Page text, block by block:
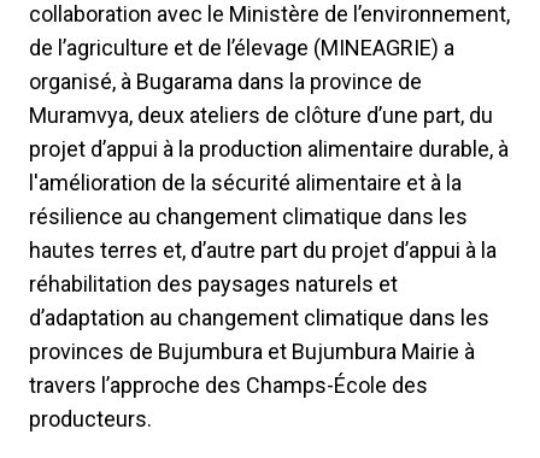
collaboration avec le Ministère de l’environnement,
de l’agriculture et de l’élevage (MINEAGRIE) a
organisé, à Bugarama dans la province de
Muramvya, deux ateliers de clôture d’une part, du
projet d’appui à la production alimentaire durable, à
l'amélioration de la sécurité alimentaire et à la
résilience au changement climatique dans les
hautes terres et, d’autre part du projet d’appui à la
réhabilitation des paysages naturels et
d’adaptation au changement climatique dans les
provinces de Bujumbura et Bujumbura Mairie à
travers l’approche des Champs-École des
producteurs.